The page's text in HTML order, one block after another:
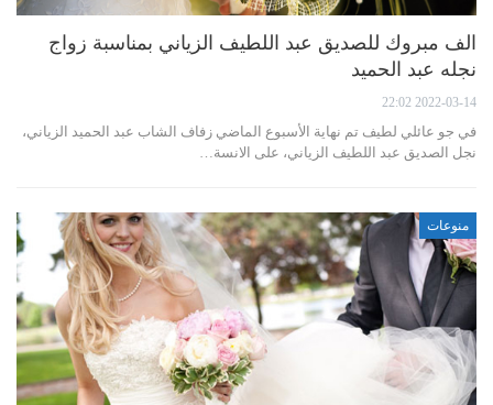
الف مبروك للصديق عبد اللطيف الزياني بمناسبة زواج
نجله عبد الحميد
2022-03-14 22:02
في جو عائلي لطيف تم نهاية الأسبوع الماضي زفاف الشاب عبد الحميد الزياني،
نجل الصديق عبد اللطيف الزياني، على الانسة…
منوعات